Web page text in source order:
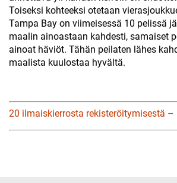
Toiseksi kohteeksi otetaan
Tampa Bay on viimeisessä 10 pelissä
maalin ainoastaan kahdesti, samaiset
ainoat häviöt. Tähän peilaten lähes
maalista kuulostaa hyvältä.
20 ilmaiskierrosta rekisteröitymisestä